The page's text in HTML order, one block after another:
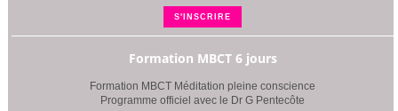
S'INSCRIRE
Formation MBCT 6 jours
Formation MBCT Méditation pleine conscience
Programme officiel avec le Dr G Pentecôte